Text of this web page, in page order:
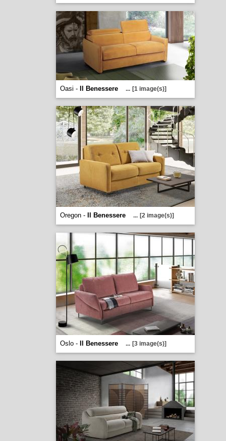
Oasi - Il Benessere ... [1 image(s)]
Oregon - Il Benessere ... [2 image(s)]
Oslo - Il Benessere ... [3 image(s)]